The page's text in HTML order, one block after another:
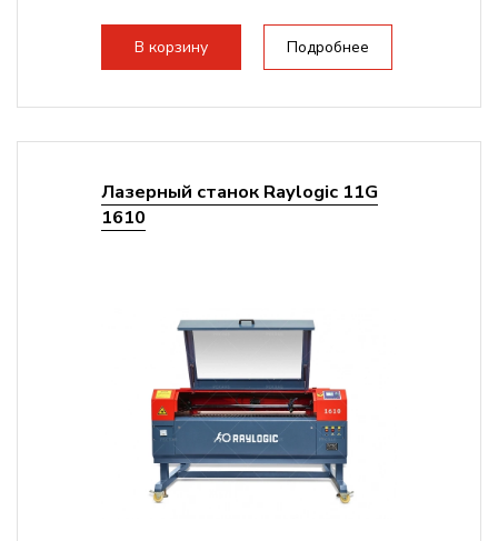
В корзину Подробнее
Лазерный станок Raylogic 11G
1610